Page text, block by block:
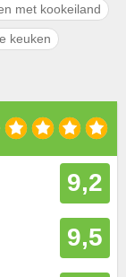
met kookeiland
keuken
9,2
9,5